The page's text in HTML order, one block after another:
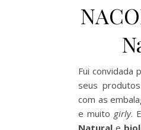
Fui convidada
seus
com as
e muito girly.
Natural e